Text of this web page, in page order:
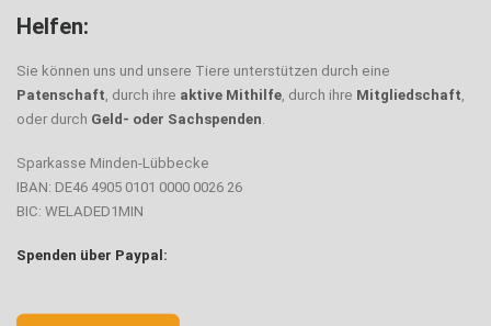
Helfen:
Sie können uns und unsere Tiere unterstützen durch eine
Patenschaft, durch ihre aktive Mithilfe, durch ihre Mitgliedschaft,
oder durch Geld- oder Sachspenden.
Sparkasse Minden-Lübbecke
IBAN: DE46 4905 0101 0000 0026 26
BIC: WELADED1MIN
Spenden über Paypal: